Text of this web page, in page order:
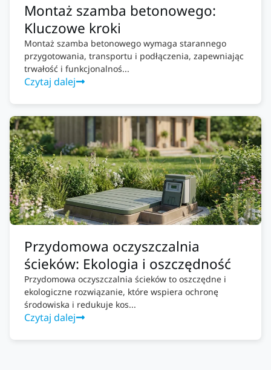
Montaż szamba betonowego:
Kluczowe kroki
Montaż szamba betonowego wymaga starannego
przygotowania, transportu i podłączenia, zapewniając
trwałość i funkcjonalnoś...
Czytaj dalej
Przydomowa oczyszczalnia
ścieków: Ekologia i oszczędność
Przydomowa oczyszczalnia ścieków to oszczędne i
ekologiczne rozwiązanie, które wspiera ochronę
środowiska i redukuje kos...
Czytaj dalej